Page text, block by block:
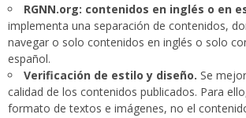
RGNN.org: contenidos en inglés o en
implementa una separación de contenidos,
navegar o solo contenidos en inglés o solo
español.
Verificación de estilo y diseño. Se
calidad de los contenidos publicados. Para
formato de textos e imágenes, no el